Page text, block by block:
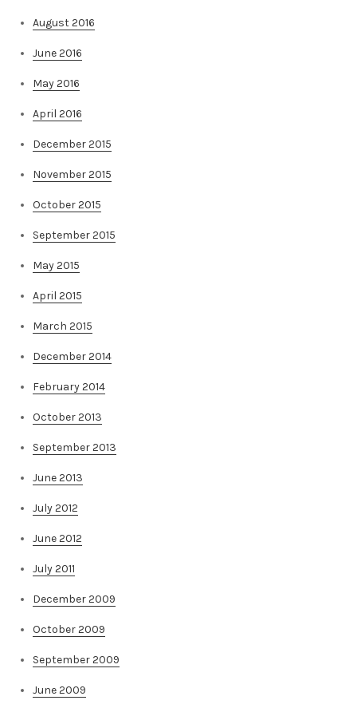
August 2016
June 2016
May 2016
April 2016
December 2015
November 2015
October 2015
September 2015
May 2015
April 2015
March 2015
December 2014
February 2014
October 2013
September 2013
June 2013
July 2012
June 2012
July 2011
December 2009
October 2009
September 2009
June 2009